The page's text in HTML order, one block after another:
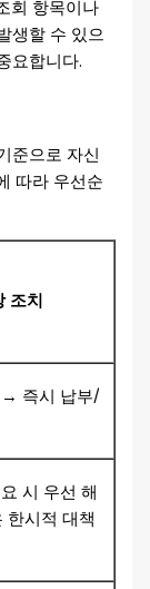
회 항목이나
생할 수 있으
요합니다.
준으로 자신
따라 우선순
조치
→ 즉시 납부/
시 우선 해
한시적 대책